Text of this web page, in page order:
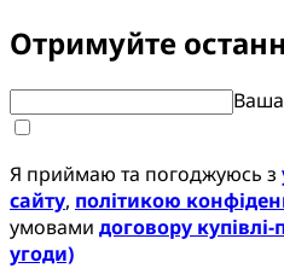
Отримуйте
Я приймаю та погоджуюсь з
сайту, політикою
умовами договору
угоди)